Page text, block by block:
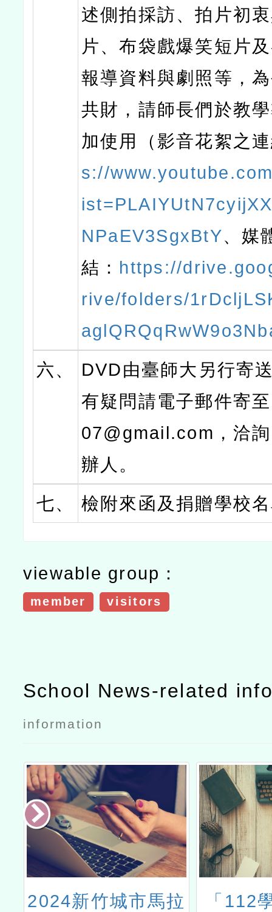
述側拍採訪、拍片初
片、布袋戲爆笑短片
報導資料與劇照等，
共財，請師長們於教
加使用（影音花絮之
s://
NPaEV3SgxBtY、媒
結： https://
rive/folders/
六、
DVD由臺師大另行寄
有疑問請電子郵件寄
07@gmail.com，洽
辦人。
七、
檢附來函及捐贈學校
viewable group：
member visitors
School News-related
information
2024新竹城市馬拉
「112